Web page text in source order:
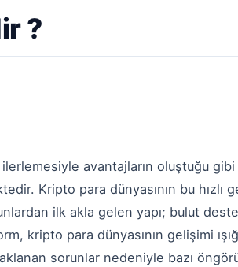
?
avantajların oluştuğu gibi
Kripto para dünyasının bu hızlı
ilk akla gelen yapı; bulut
kripto para dünyasının gelişimi
sorunlar nedeniyle bazı